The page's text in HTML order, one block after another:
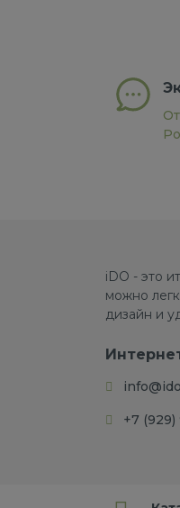
iDO - это
можно
дизайн и
+7 (929)